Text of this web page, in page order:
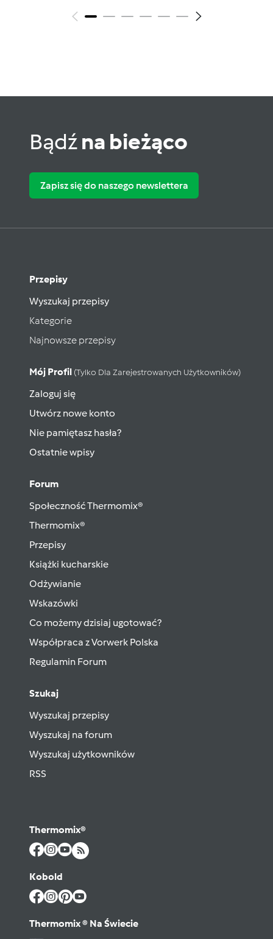
Bądźna bieżąco
Zapisz się do naszego newslettera
Przepisy
Wyszukaj przepisy
Kategorie
Najnowsze przepisy
Mój Profil (tylko Dla Zarejestrowanych Użytkowników)
Zaloguj się
Utwórz nowe konto
Nie pamiętasz hasła?
Ostatnie wpisy
Forum
Społeczność Thermomix®
Thermomix®
Przepisy
Książki kucharskie
Odżywianie
Wskazówki
Co możemy dzisiaj ugotować?
Współpraca z Vorwerk Polska
Regulamin Forum
Szukaj
Wyszukaj przepisy
Wyszukaj na forum
Wyszukaj użytkowników
RSS
Thermomix®
Kobold
Thermomix ® Na Świecie